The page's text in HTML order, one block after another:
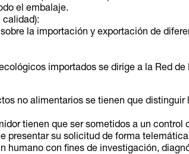
el embalaje.
calidad):
la importación y exportación de
importados se dirige a la Red
no alimentarios se tienen que distinguir
tienen que ser sometidos a un control
presentar su solicitud de forma
humano con fines de investigación,